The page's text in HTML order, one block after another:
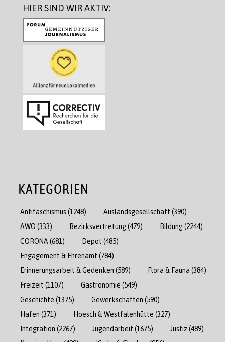
HIER SIND WIR AKTIV:
KATEGORIEN
Antifaschismus (1248) Auslandsgesellschaft (390)
AWO (333) Bezirksvertretung(479) Bildung(2244)
CORONA (681) Depot (485)
Engagement & Ehrenamt (784)
Erinnerungsarbeit & Gedenken (589) Flora & Fauna (384)
Freizeit (1107) Gastronomie (549)
Geschichte (1375) Gewerkschaften (590)
Hafen (371) Hoesch & Westfalenhütte (327)
Integration (2267) Jugendarbeit (1675) Justiz(489)